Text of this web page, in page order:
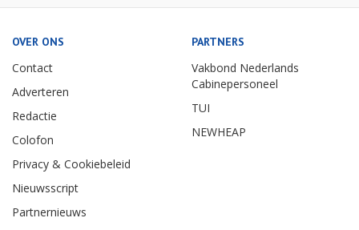
OVER ONS
Contact
Adverteren
Redactie
Colofon
Privacy & Cookiebeleid
Nieuwsscript
Partnernieuws
PARTNERS
Vakbond Nederlands
Cabinepersoneel
TUI
NEWHEAP